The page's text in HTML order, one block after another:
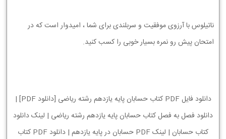
ناتیلوس با آرزوی موفقیت و سربلندی برای شما ، امیدوار است که در
امتحان پیش رو نمره بسیار خوبی را کسب کنید.
دانلود فایل PDF کتاب حسابان پایه یازدهم رشته ریاضی [دانلود PDF] |
دانلود فصل به فصل کتاب حسابان پایه یازدهم رشته ریاضی | لینک دانلود
کتاب حسابان | لینک PDF حسابان در پایه یازدهم | دانلود PDF کتاب